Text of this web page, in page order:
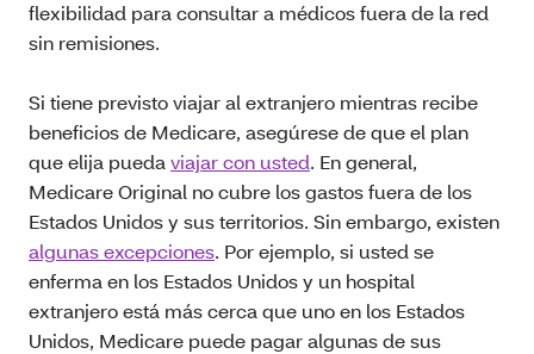
flexibilidad para consultar a médicos fuera de la red
sin remisiones.
Si tiene previsto viajar al extranjero mientras recibe
beneficios de Medicare, asegúrese de que el plan
que elija pueda viajar con usted. En general,
Medicare Original no cubre los gastos fuera de los
Estados Unidos y sus territorios. Sin embargo, existen
algunas excepciones. Por ejemplo, si usted se
enferma en los Estados Unidos y un hospital
extranjero está más cerca que uno en los Estados
Unidos, Medicare puede pagar algunas de sus